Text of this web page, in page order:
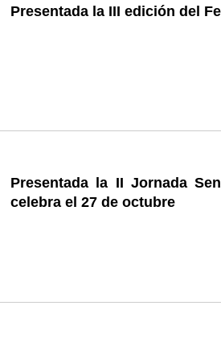
Presentada la III edición del
Presentada la II Jornada
celebra el 27 de octubre